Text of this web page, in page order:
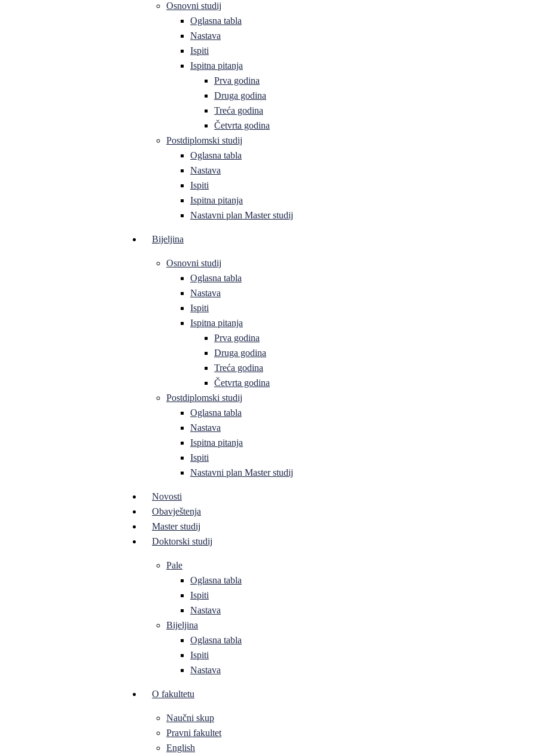
Osnovni studij
Oglasna tabla
Nastava
Ispiti
Ispitna pitanja
Prva godina
Druga godina
Treća godina
Četvrta godina
Postdiplomski studij
Oglasna tabla
Nastava
Ispiti
Ispitna pitanja
Nastavni plan Master studij
Bijeljina
Osnovni studij
Oglasna tabla
Nastava
Ispiti
Ispitna pitanja
Prva godina
Druga godina
Treća godina
Četvrta godina
Postdiplomski studij
Oglasna tabla
Nastava
Ispitna pitanja
Ispiti
Nastavni plan Master studij
Novosti
Obavještenja
Master studij
Doktorski studij
Pale
Oglasna tabla
Ispiti
Nastava
Bijeljina
Oglasna tabla
Ispiti
Nastava
O fakultetu
Naučni skup
Pravni fakultet
English